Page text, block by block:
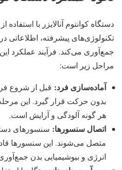
دستگاه کوانتوم آنالایزر با
تکنولوژی‌های پیشرفته،
جمع‌آوری می‌کند. فرآیند عملکرد
مراحل زیر است:
آماده‌سازی فرد: قبل از شروع
بدون حرکت قرار گیرد. این
هر گونه آلودگی و آرایش است.
اتصال سنسورها: سنسورهای
متصل می‌شوند. این سنسورها
انرژی و بیوشیمیایی بدن